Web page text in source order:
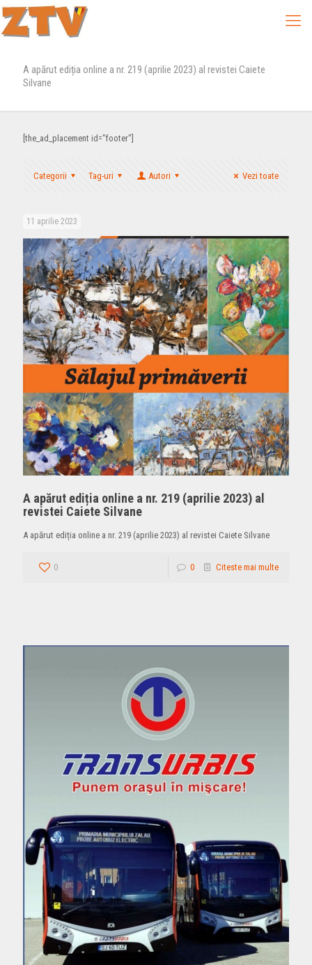
A apărut ediția online a nr. 219 (aprilie 2023) al revistei Caiete
Silvane
[the_ad_placement id="footer"]
Categorii Tag-uri Autori Vezi toate
11 aprilie 2023
A apărut ediția online a nr. 219 (aprilie 2023) al
revistei Caiete Silvane
A apărut ediția online a nr. 219 (aprilie 2023) al revistei Caiete Silvane
0 0 Citeste mai multe